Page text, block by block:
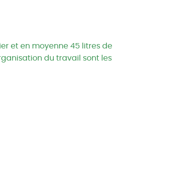
et en moyenne 45 litres de
du travail sont les